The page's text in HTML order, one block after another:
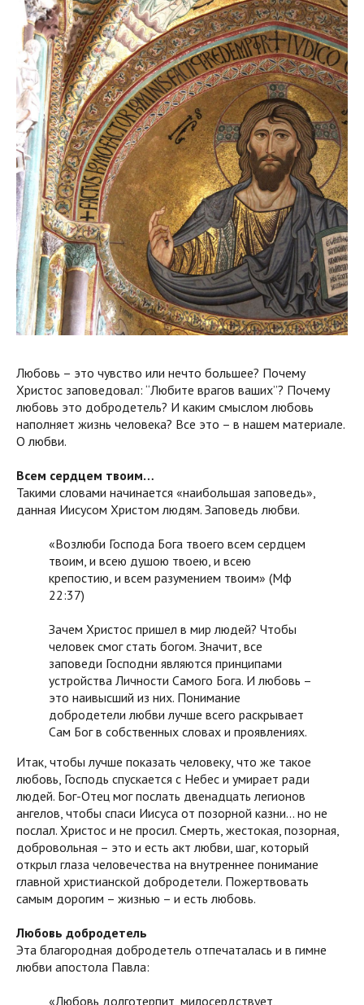
Любовь – это чувство или нечто большее? Почему
Христос заповедовал: “Любите врагов ваших”? Почему
любовь это добродетель? И каким смыслом любовь
наполняет жизнь человека? Все это – в нашем материале.
О любви.
Всем сердцем твоим…
Такими словами начинается «наибольшая заповедь»,
данная Иисусом Христом людям. Заповедь любви.
«Возлюби Господа Бога твоего всем сердцем
твоим, и всею душою твоею, и всею
крепостию, и всем разумением твоим» (Мф
22:37)
Зачем Христос пришел в мир людей? Чтобы
человек смог стать богом. Значит, все
заповеди Господни являются принципами
устройства Личности Самого Бога. И любовь –
это наивысший из них. Понимание
добродетели любви лучше всего раскрывает
Сам Бог в собственных словах и проявлениях.
Итак, чтобы лучше показать человеку, что же такое
любовь, Господь спускается с Небес и умирает ради
людей. Бог-Отец мог послать двенадцать легионов
ангелов, чтобы спаси Иисуса от позорной казни… но не
послал. Христос и не просил. Смерть, жестокая, позорная,
добровольная – это и есть акт любви, шаг, который
открыл глаза человечества на внутреннее понимание
главной христианской добродетели. Пожертвовать
самым дорогим – жизнью – и есть любовь.
Любовь добродетель
Эта благородная добродетель отпечаталась и в гимне
любви апостола Павла:
«Любовь долготерпит, милосердствует,